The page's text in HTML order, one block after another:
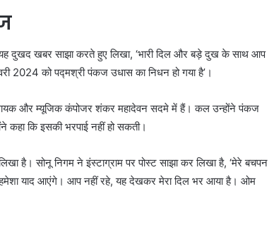
दुखद खबर साझा करते हुए लिखा, ‘भारी दिल और बड़े दुख के साथ आप
2024 को पद्मश्री पंकज उधास का निधन हो गया है’।
और म्यूजिक कंपोजर शंकर महादेवन सदमे में हैं। कल उन्होंने पंकज
कि इसकी भरपाई नहीं हो सकती।
है। सोनू निगम ने इंस्टाग्राम पर पोस्ट साझा कर लिखा है, ‘मेरे बचपन
याद आएंगे। आप नहीं रहे, यह देखकर मेरा दिल भर आया है। ओम